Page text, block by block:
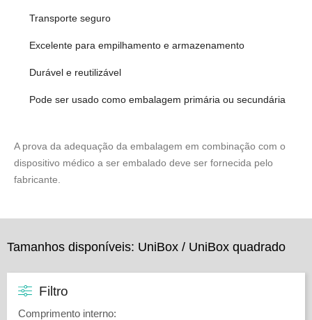
Transporte seguro
Excelente para empilhamento e armazenamento
Durável e reutilizável
Pode ser usado como embalagem primária ou secundária
A prova da adequação da embalagem em combinação com o
dispositivo médico a ser embalado deve ser fornecida pelo
fabricante.
Tamanhos disponíveis: UniBox / UniBox quadrado
Filtro
Comprimento interno: